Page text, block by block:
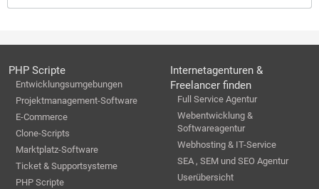
</tr>
PHP Scripte
Entwicklungsumgebungen
Projektmanagement-Software
E-Commerce
Clone-Scripts
Marktplatz-Software
Ticket & Supportsysteme
PHP Scripte
Internetagenturen &
Freelancer finden
Full Service Agentur
Webentwicklung &
Softwareagentur
Webhosting & IT-Service
SEA , SEM und SEO Agentur
Userübersicht